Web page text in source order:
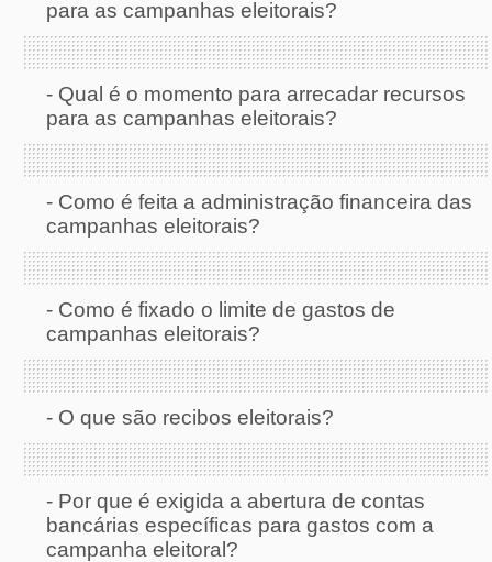
para as campanhas eleitorais?
- Qual é o momento para arrecadar recursos
para as campanhas eleitorais?
- Como é feita a administração financeira das
campanhas eleitorais?
- Como é fixado o limite de gastos de
campanhas eleitorais?
- O que são recibos eleitorais?
- Por que é exigida a abertura de contas
bancárias específicas para gastos com a
campanha eleitoral?